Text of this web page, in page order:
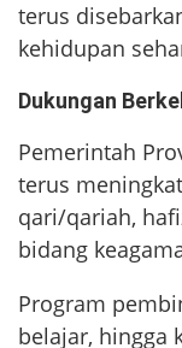
terus
kehidupan
Dukungan
Pemerintah
terus
qari/qariah,
bidang
Program
belajar, hingga